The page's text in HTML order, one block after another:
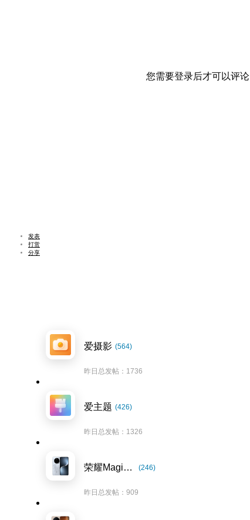
您需要登录后才可以评论
发表
打赏
分享
爱摄影 (564)
昨日总发帖：1736
爱主题 (426)
昨日总发帖：1326
荣耀Magic7系列 (246)
昨日总发帖：909